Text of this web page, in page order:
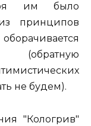
им было
принципов
(обратную
не будем).
"Кологрив"